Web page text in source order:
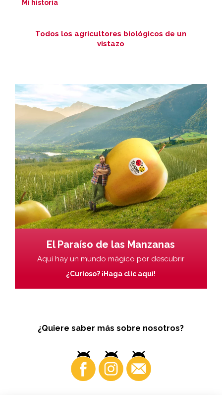
Mi historia
Todos los agricultores biológicos de un
vistazo
El Paraíso de las Manzanas
Aquí hay un mundo mágico por descubrir
¿Curioso? ¡Haga clic aquí!
¿Quiere saber más sobre nosotros?